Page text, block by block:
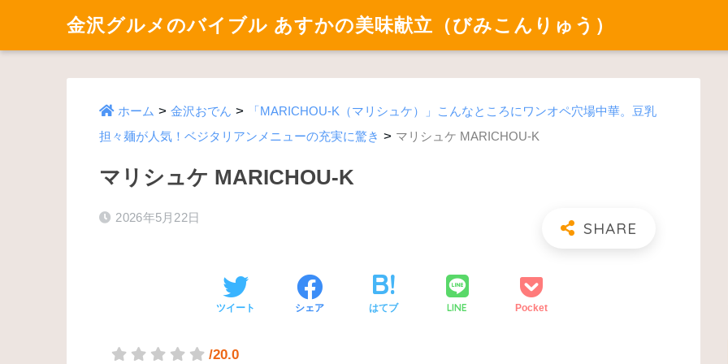
金沢グルメのバイブル あすかの美味献立（びみこんりゅう）
ホーム > 金沢おでん >
「MARICHOU-K（マリシュケ）」こんなところにワンオペ穴場中華。豆乳
担々麺が人気！ベジタリアンメニューの充実に驚き > マリシュケ MARICHOU-K
マリシュケ MARICHOU-K
2026年5月22日
ツイート シェア はてブ LINE Pocket
/20.0